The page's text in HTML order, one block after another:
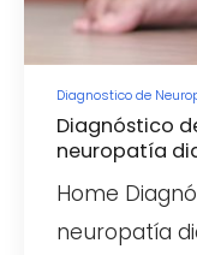
Diagnostico de
Diagnóstico
neuropatía
Home
neuropatía